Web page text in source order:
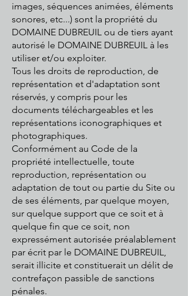
images, séquences animées, éléments
sonores, etc...) sont la propriété du
DOMAINE DUBREUIL ou de tiers ayant
autorisé le DOMAINE DUBREUIL à les
utiliser et/ou exploiter.
Tous les droits de reproduction, de
représentation et d'adaptation sont
réservés, y compris pour les
documents téléchargeables et les
représentations iconographiques et
photographiques.
Conformément au Code de la
propriété intellectuelle, toute
reproduction, représentation ou
adaptation de tout ou partie du Site ou
de ses éléments, par quelque moyen,
sur quelque support que ce soit et à
quelque fin que ce soit, non
expressément autorisée préalablement
par écrit par le DOMAINE DUBREUIL,
serait illicite et constituerait un délit de
contrefaçon passible de sanctions
pénales.